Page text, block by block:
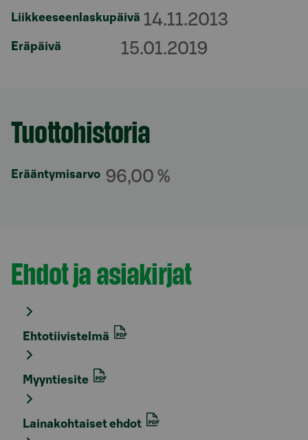
Liikkeeseenlaskupäivä 14.11.2013
Eräpäivä 15.01.2019
Osio otsikolla
Tuottohistoria
Erääntymisarvo 96,00 %
Osio otsikolla
Ehdot ja asiakirjat
Ehtotiivistelmä
Myyntiesite
Lainakohtaiset ehdot